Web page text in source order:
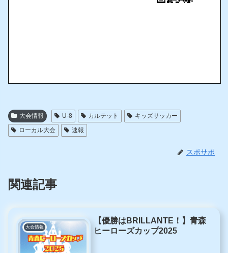
大会情報 U-8 カルテット
キッズサッカー
ローカル大会
速報
スポサポ
関連記事
大会情報
【優勝はBRILLANTE！】青森
ヒーローズカップ2025